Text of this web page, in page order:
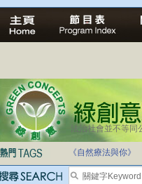
法治社會並不等同
自家教育合法化-
《自然療法與你》